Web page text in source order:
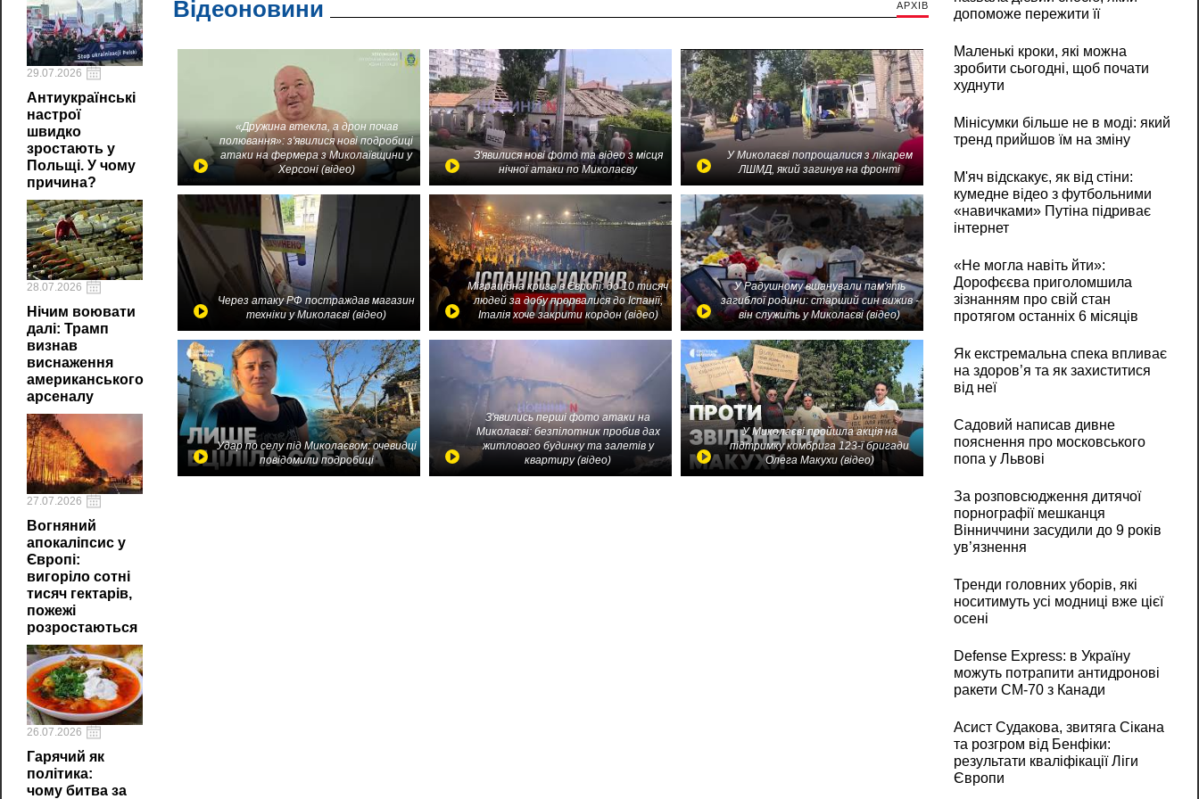
29.07.2026
Антиукраїнські
настрої
швидко
зростають у
Польщі. У чому
причина?
28.07.2026
Нічим воювати
далі: Трамп
визнав
виснаження
американського
арсеналу
27.07.2026
Вогняний
апокаліпсис у
Європі:
вигоріло сотні
тисяч гектарів,
пожежі
розростаються
26.07.2026
Гарячий як
політика:
чому битва за
Відеоновини АРХІВ
«Дружина втекла, а дрон почав
полювання»: з'явилися нові подробиці
атаки на фермера з Миколаївщини у
Херсоні (відео)
З'явилися нові фото та відео з місця
нічної атаки по Миколаєву
У Миколаєві попрощалися з лікарем
ЛШМД, який загинув на фронті
Через атаку РФ постраждав магазин
техніки у Миколаєві (відео)
Міграційна криза в Європі: до 10 тисяч
людей за добу прорвалися до Іспанії,
Італія хоче закрити кордон (відео)
У Радушному вшанували пам'ять
загиблої родини: старший син вижив -
він служить у Миколаєві (відео)
Удар по селу під Миколаєвом: очевидці
повідомили подробиці
З'явились перші фото атаки на
Миколаєві: безпілотник пробив дах
житлового будинку та залетів у
квартиру (відео)
У Миколаєві пройшла акція на
підтримку комбрига 123-ї бригади
Олега Макухи (відео)
допоможе пережити її
Маленькі кроки, які можна
зробити сьогодні, щоб почати
худнути
Мінісумки більше не в моді: який
тренд прийшов їм на зміну
М'яч відскакує, як від стіни:
кумедне відео з футбольними
«навичками» Путіна підриває
інтернет
«Не могла навіть йти»:
Дорофєєва приголомшила
зізнанням про свій стан
протягом останніх 6 місяців
Як екстремальна спека впливає
на здоров’я та як захиститися
від неї
Садовий написав дивне
пояснення про московського
попа у Львові
За розповсюдження дитячої
порнографії мешканця
Вінниччини засудили до 9 років
ув’язнення
Тренди головних уборів, які
носитимуть усі модниці вже цієї
осені
Defense Express: в Україну
можуть потрапити антидронові
ракети CM-70 з Канади
Асист Судакова, звитяга Сікана
та розгром від Бенфіки:
результати кваліфікації Ліги
Європи